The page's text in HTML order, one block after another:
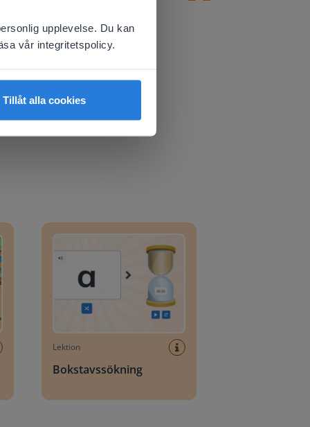
upplevelse. Du kan
vår integritetspolicy.
Tillåt alla cookies
Lektion
Bokstavssökning